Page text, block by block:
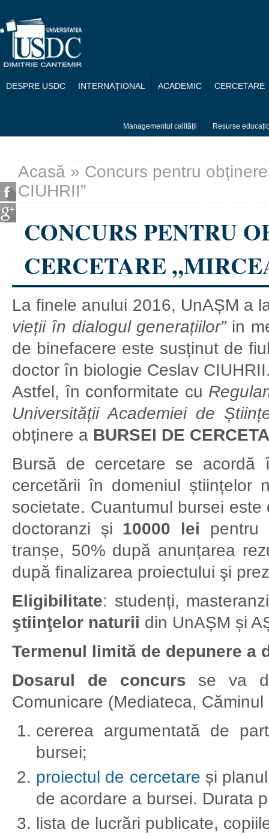
DESPRE USDC INTERNAȚIONAL ACADEMIC CERCETARE
Managementul calității Resurse
Eşti aici
Acasă » Concurs pentru
CIUHRII”
CONCURS PENTRU
CERCETARE
La finele anului 2016, UnAȘM a
vieții în dialogul generațiilor”in
de binefacere este susținut de
doctor în biologie Ceslav
Astfel, în conformitate cu
Universității Academiei de
obținere a BURSEI DE
Bursă de cercetare se acordă
cercetării în domeniul științelor
societate. Cuantumul bursei
doctoranzi și 10000 lei pentru
tranșe, 50% după anunțarea
după finalizarea proiectului şi
Eligibilitate: studenți,
ştiinţelor naturii din UnAȘM și
Termenul limită de depunere a
Dosarul de concurs se
va
Comunicare (Mediateca,
cererea argumentată de
bursei;
proiectul de cercetare și
de acordare a bursei. Durata
lista de lucrări publicate,